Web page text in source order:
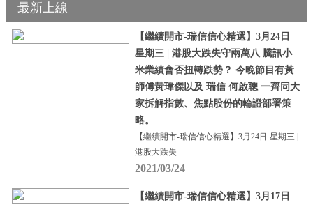
最新上線
【繼續開市-瑞信信心精選】3月24日
星期三 | 港股大跌失守兩萬八 騰訊小
米業績會否扭轉跌勢？ 今晚節目有黃
師傅黃瑋傑以及 瑞信 何啟聰 一齊同大
家拆解指數、焦點股份的輪證部署策
略。
【繼續開市-瑞信信心精選】3月24日 星期三 |
港股大跌失
2021/03/24
【繼續開市-瑞信信心精選】3月17日